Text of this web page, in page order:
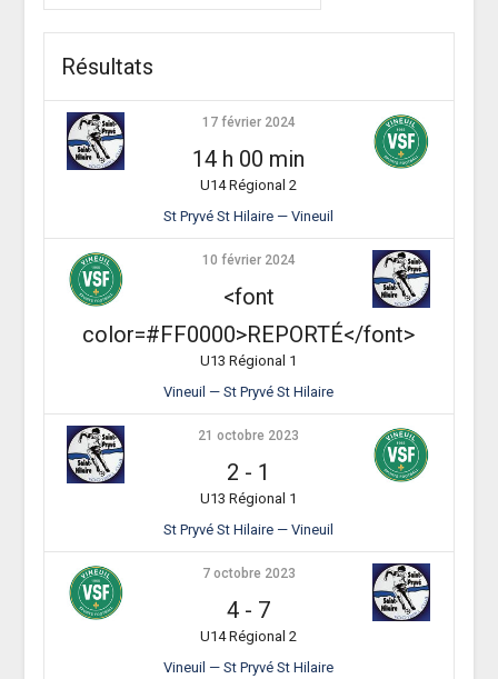
Résultats
17 février 2024
14 h 00 min
U14 Régional 2
St Pryvé St Hilaire — Vineuil
10 février 2024
<font
color=#FF0000>REPORTÉ</font>
U13 Régional 1
Vineuil — St Pryvé St Hilaire
21 octobre 2023
2 - 1
U13 Régional 1
St Pryvé St Hilaire — Vineuil
7 octobre 2023
4 - 7
U14 Régional 2
Vineuil — St Pryvé St Hilaire